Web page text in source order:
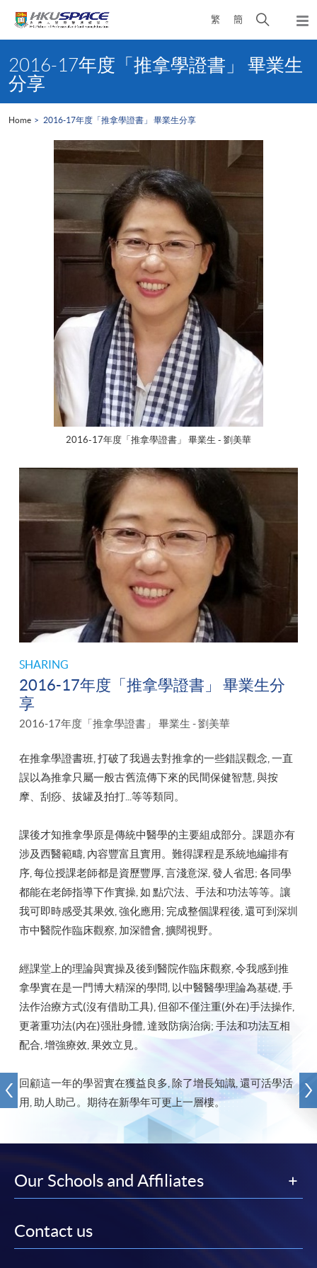
繁 簡
Open
search
panel
content
start2016-17年度「推拿學證書」 畢業生
分享
Home 2016-17年度「推拿學證書」 畢業生分享
SHARING
2016-17年度「推拿學證書」 畢業生分
享
2016-17年度「推拿學證書」 畢業生 - 劉美華
在推拿學證書班, 打破了我過去對推拿的一些錯誤觀念, 一直
誤以為推拿只屬一般古舊流傳下來的民間保健智慧, 與按
摩、刮痧、拔罐及拍打...等等類同。
課後才知推拿學原是傳統中醫學的主要組成部分。課題亦有
涉及西醫範疇, 內容豐富且實用。難得課程是系統地編排有
序, 每位授課老師都是資歷豐厚, 言淺意深, 發人省思; 各同學
都能在老師指導下作實操, 如 點穴法、手法和功法等等。讓
我可即時感受其果效, 強化應用; 完成整個課程後, 還可到深圳
市中醫院作臨床觀察, 加深體會, 擴闊視野。
經課堂上的理論與實操及後到醫院作臨床觀察, 令我感到推
拿學實在是一門博大精深的學問, 以中醫醫學理論為基礎, 手
法作治療方式(沒有借助工具), 但卻不僅注重(外在)手法操作,
更著重功法(內在)强壯身體, 達致防病治病; 手法和功法互相
配合, 增強療效, 果效立見。
回顧這一年的學習實在獲益良多, 除了增長知識, 還可活學活
用, 助人助己。期待在新學年可更上一層樓。
2016-17年度「推拿學證書」 畢業生 - 劉美華
Our Schools and Affiliates
Contact us